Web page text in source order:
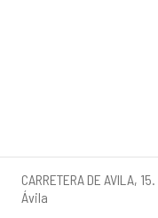
Dirección
postal
CARRETERA DE AVILA, 15.
Ávila